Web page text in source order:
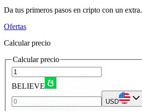
Da tus primeros pasos en cripto con un extra.
Ofertas
Calcular precio
Calcular precio
BELIEVE
USD